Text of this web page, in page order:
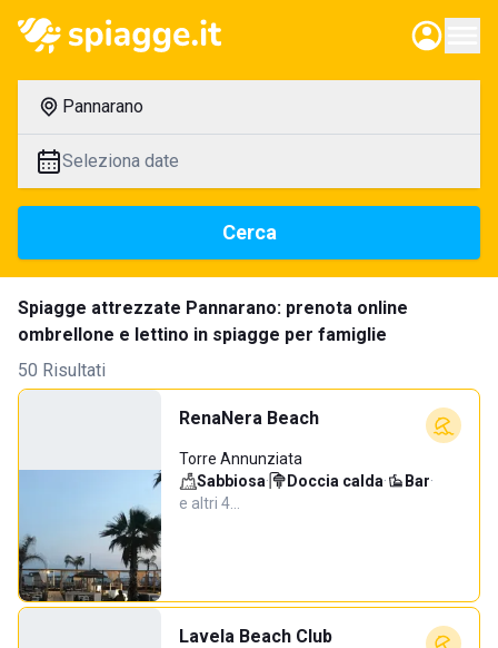
Pannarano
Seleziona date
Cerca
Spiagge attrezzate Pannarano: prenota online
ombrellone e lettino in spiagge per famiglie
50 Risultati
RenaNera Beach
Torre Annunziata
Sabbiosa· Doccia calda· Bar·
e altri 4…
Lavela Beach Club